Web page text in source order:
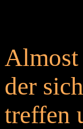
Almost
der
treffen